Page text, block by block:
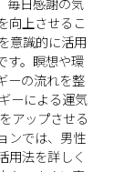
向上させるこ
意識的に活用
す。瞑想や環
ーの流れを整
ーによる運気
アップさせる
ンでは、男性
用法を詳しく